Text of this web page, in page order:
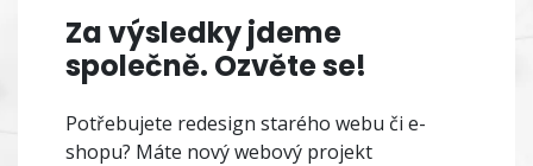
Za výsledky jdeme
společně. Ozvěte se!
Potřebujete redesign starého webu či e-
shopu? Máte nový webový projekt